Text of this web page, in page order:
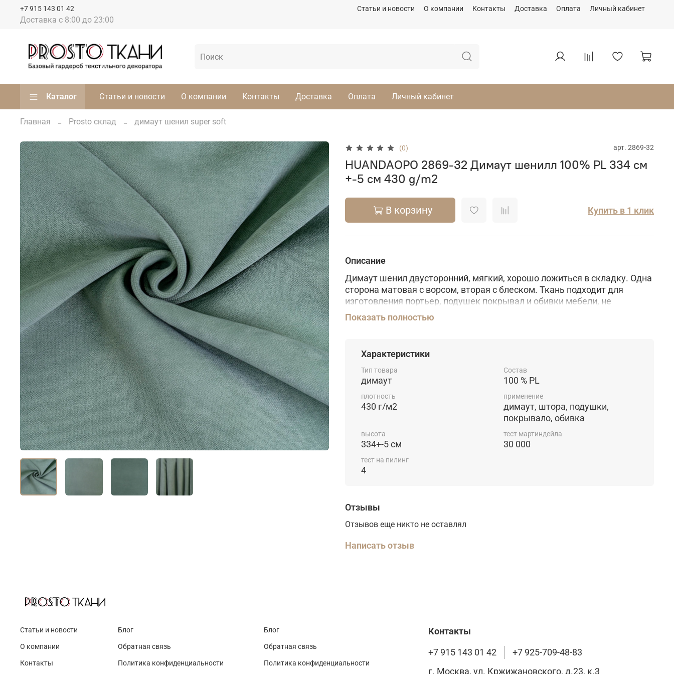
Статьи и новости О компании Контакты Доставка Оплата Личный кабинет
Доставка с 8:00 до 23:00
+7 915 143 01 42
Каталог Статьи и новости О компании Контакты Доставка Оплата Личный кабинет
Главная Prosto склад димаут шенил super soft
(0) арт. 2869-32
HUANDAOPO 2869-32 Димаут шенилл 100% PL 334 см
+-5 см 430 g/m2
В корзину Купить в 1 клик
Описание
Димаут шенил двусторонний, мягкий, хорошо ложиться в складку. Одна
сторона матовая с ворсом, вторая с блеском. Ткань подходит для
изготовления портьер, подушек покрывал и обивки мебели, не
подвержена пилингу. Разрешена даже бережная стирка при 30
градусах. Главное преимущество это конечно высота ткани 334 см
Показать полностью
Характеристики
Тип товара
димаут
Состав
100 % PL
плотность
430 г/м2
применение
димаут, штора, подушки,
покрывало, обивка
высота
334+-5 см
тест мартиндейла
30 000
тест на пилинг
4
Отзывы
Отзывов еще никто не оставлял
Написать отзыв
Статьи и новости
О компании
Контакты
Блог
Обратная связь
Политика конфиденциальности
Блог
Обратная связь
Политика конфиденциальности
Контакты
+7 915 143 01 42
+7 925-709-48-83
г. Москва, ул. Кржижановского, д.23, к.3